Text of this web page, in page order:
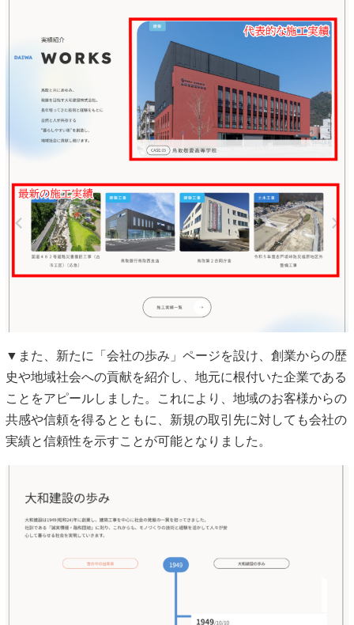
▼また、新たに「会社の歩み」ページを設け、創業からの歴
史や地域社会への貢献を紹介し、地元に根付いた企業である
ことをアピールしました。これにより、地域のお客様からの
共感や信頼を得るとともに、新規の取引先に対しても会社の
実績と信頼性を示すことが可能となりました。